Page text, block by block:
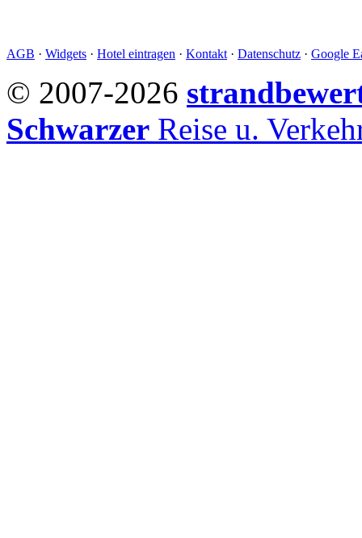
AGB · Widgets · Hotel eintragen · Kontakt · Datenschutz · Google
© 2007-2026
Schwarzer Reise u.